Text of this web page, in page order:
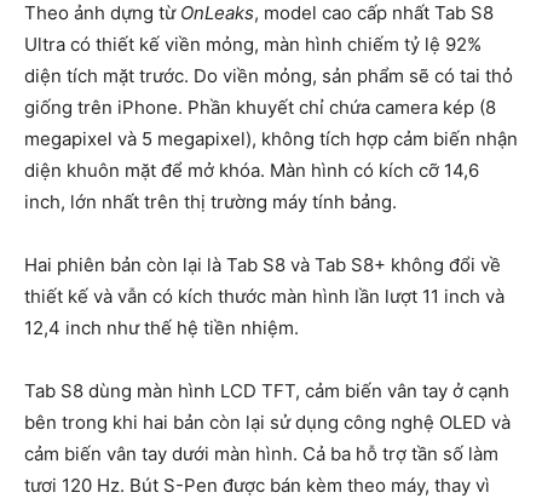
Theo ảnh dựng từ OnLeaks, model cao cấp nhất Tab S8
Ultra có thiết kế viền mỏng, màn hình chiếm tỷ lệ 92%
diện tích mặt trước. Do viền mỏng, sản phẩm sẽ có tai thỏ
giống trên iPhone. Phần khuyết chỉ chứa camera kép (8
megapixel và 5 megapixel), không tích hợp cảm biến nhận
diện khuôn mặt để mở khóa. Màn hình có kích cỡ 14,6
inch, lớn nhất trên thị trường máy tính bảng.
Hai phiên bản còn lại là Tab S8 và Tab S8+ không đổi về
thiết kế và vẫn có kích thước màn hình lần lượt 11 inch và
12,4 inch như thế hệ tiền nhiệm.
Tab S8 dùng màn hình LCD TFT, cảm biến vân tay ở cạnh
bên trong khi hai bản còn lại sử dụng công nghệ OLED và
cảm biến vân tay dưới màn hình. Cả ba hỗ trợ tần số làm
tươi 120 Hz. Bút S-Pen được bán kèm theo máy, thay vì